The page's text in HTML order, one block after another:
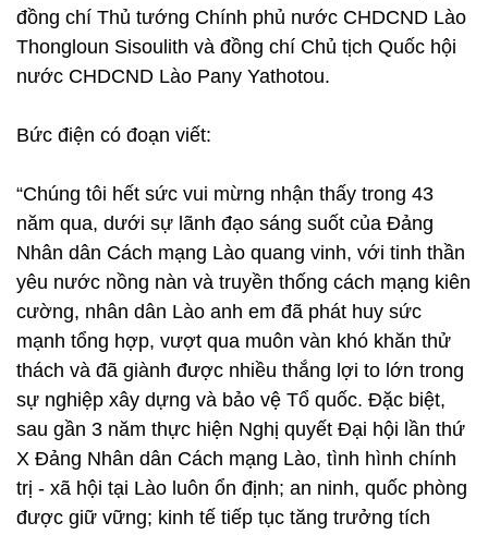
đồng chí Thủ tướng Chính phủ nước CHDCND Lào
Thongloun Sisoulith và đồng chí Chủ tịch Quốc hội
nước CHDCND Lào Pany Yathotou.
Bức điện có đoạn viết:
“Chúng tôi hết sức vui mừng nhận thấy trong 43
năm qua, dưới sự lãnh đạo sáng suốt của Đảng
Nhân dân Cách mạng Lào quang vinh, với tinh thần
yêu nước nồng nàn và truyền thống cách mạng kiên
cường, nhân dân Lào anh em đã phát huy sức
mạnh tổng hợp, vượt qua muôn vàn khó khăn thử
thách và đã giành được nhiều thắng lợi to lớn trong
sự nghiệp xây dựng và bảo vệ Tổ quốc. Đặc biệt,
sau gần 3 năm thực hiện Nghị quyết Đại hội lần thứ
X Đảng Nhân dân Cách mạng Lào, tình hình chính
trị - xã hội tại Lào luôn ổn định; an ninh, quốc phòng
được giữ vững; kinh tế tiếp tục tăng trưởng tích